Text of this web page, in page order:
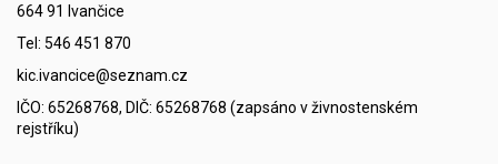
664 91 Ivančice
Tel: 546 451 870
kic.ivancice@seznam.cz
IČO: 65268768, DIČ: 65268768 (zapsáno v živnostenském
rejstříku)